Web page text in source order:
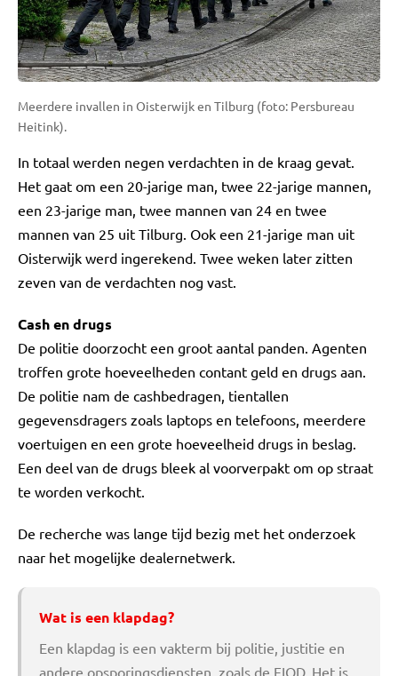
Meerdere invallen in Oisterwijk en Tilburg (foto: Persbureau
Heitink).
In totaal werden negen verdachten in de kraag gevat.
Het gaat om een 20-jarige man, twee 22-jarige mannen,
een 23-jarige man, twee mannen van 24 en twee
mannen van 25 uit Tilburg. Ook een 21-jarige man uit
Oisterwijk werd ingerekend. Twee weken later zitten
zeven van de verdachten nog vast.
Cash en drugs
De politie doorzocht een groot aantal panden. Agenten
troffen grote hoeveelheden contant geld en drugs aan.
De politie nam de cashbedragen, tientallen
gegevensdragers zoals laptops en telefoons, meerdere
voertuigen en een grote hoeveelheid drugs in beslag.
Een deel van de drugs bleek al voorverpakt om op straat
te worden verkocht.
De recherche was lange tijd bezig met het onderzoek
naar het mogelijke dealernetwerk.
Wat is een klapdag?
Een klapdag is een vakterm bij politie, justitie en
andere opsporingsdiensten, zoals de FIOD. Het is